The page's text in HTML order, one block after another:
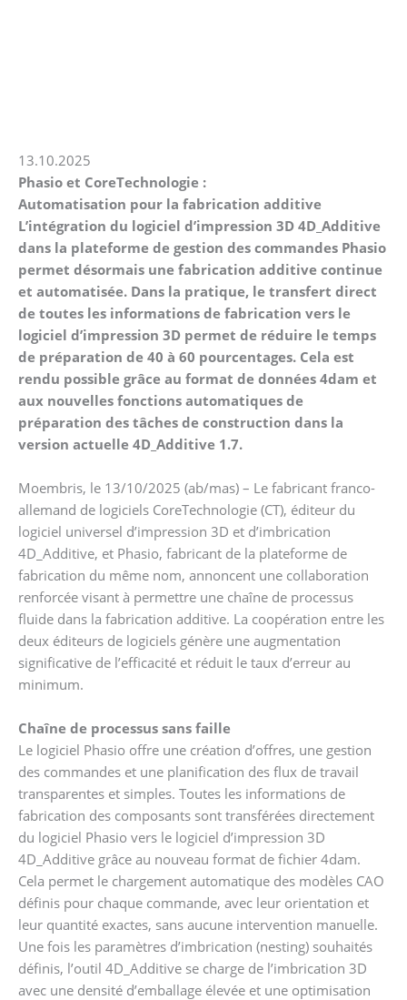
13.10.2025
Phasio et CoreTechnologie :
Automatisation pour la fabrication additive
L’intégration du logiciel d’impression 3D 4D_Additive
dans la plateforme de gestion des commandes Phasio
permet désormais une fabrication additive continue
et automatisée. Dans la pratique, le transfert direct
de toutes les informations de fabrication vers le
logiciel d’impression 3D permet de réduire le temps
de préparation de 40 à 60 pourcentages. Cela est
rendu possible grâce au format de données 4dam et
aux nouvelles fonctions automatiques de
préparation des tâches de construction dans la
version actuelle 4D_Additive 1.7.
Moembris, le 13/10/2025 (ab/mas) – Le fabricant franco-
allemand de logiciels CoreTechnologie (CT), éditeur du
logiciel universel d’impression 3D et d’imbrication
4D_Additive, et Phasio, fabricant de la plateforme de
fabrication du même nom, annoncent une collaboration
renforcée visant à permettre une chaîne de processus
fluide dans la fabrication additive. La coopération entre les
deux éditeurs de logiciels génère une augmentation
significative de l’efficacité et réduit le taux d’erreur au
minimum.
Chaîne de processus sans faille
Le logiciel Phasio offre une création d’offres, une gestion
des commandes et une planification des flux de travail
transparentes et simples. Toutes les informations de
fabrication des composants sont transférées directement
du logiciel Phasio vers le logiciel d’impression 3D
4D_Additive grâce au nouveau format de fichier 4dam.
Cela permet le chargement automatique des modèles CAO
définis pour chaque commande, avec leur orientation et
leur quantité exactes, sans aucune intervention manuelle.
Une fois les paramètres d’imbrication (nesting) souhaités
définis, l’outil 4D_Additive se charge de l’imbrication 3D
avec une densité d’emballage élevée et une optimisation